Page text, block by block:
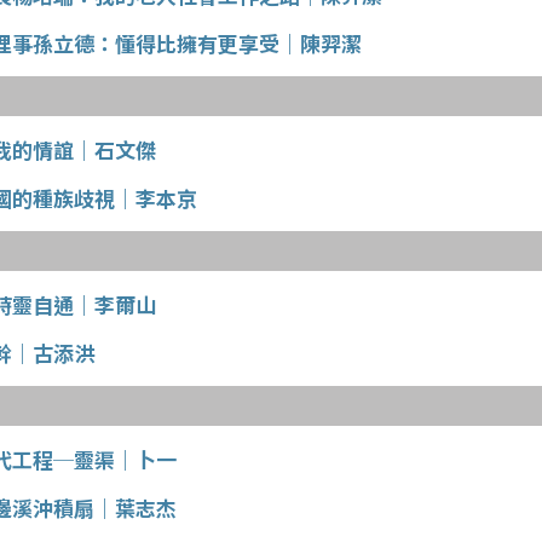
事孫立德：懂得比擁有更享受｜陳羿潔
的情誼｜石文傑
的種族歧視｜李本京
靈自通｜李爾山
｜古添洪
工程─靈渠｜卜一
溪沖積扇｜葉志杰